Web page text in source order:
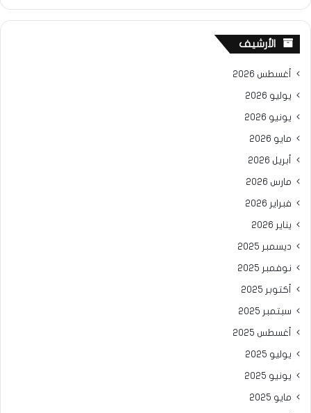
الأرشيف
أغسطس 2026
يوليو 2026
يونيو 2026
مايو 2026
أبريل 2026
مارس 2026
فبراير 2026
يناير 2026
ديسمبر 2025
نوفمبر 2025
أكتوبر 2025
سبتمبر 2025
أغسطس 2025
يوليو 2025
يونيو 2025
مايو 2025